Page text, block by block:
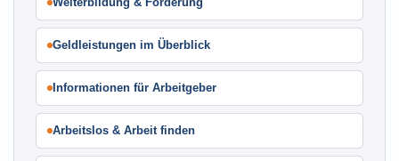
Geldleistungen im Überblick
Informationen für Arbeitgeber
Arbeitslos & Arbeit finden